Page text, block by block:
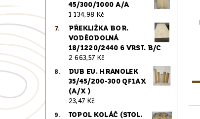
45/300/1000 A/A
1 134,98 Kč
PŘEKLIŽKA BOR.
VODĚODOLNÁ
18/1220/2440 6 VRST. B/C
2 663,57 Kč
DUB EU. HRANOLEK
35/45/200-300 QF1AX
(A/X )
23,47 Kč
TOPOL KOLÁČ (STOL.